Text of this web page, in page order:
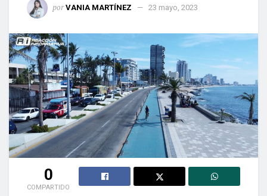
por VANIA MARTÍNEZ 23 mayo, 2023
0
COMPARTIDO